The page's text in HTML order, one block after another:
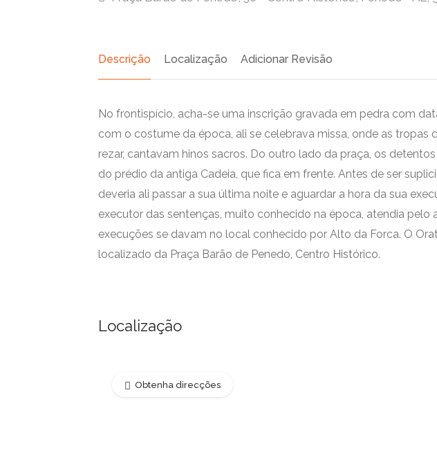
Descrição Localização Adicionar Revisão
No frontispício, acha-se uma inscrição gravada em pedra com
com o costume da época, ali se celebrava missa, onde as tropas
rezar, cantavam hinos sacros. Do outro lado da praça, os
do prédio da antiga Cadeia, que fica em frente. Antes de ser
deveria ali passar a sua última noite e aguardar a hora da sua
executor das sentenças, muito conhecido na época, atendia pelo
execuções se davam no local conhecido por Alto da Forca. O
localizado da Praça Barão de Penedo, Centro Histórico.
Localização
Obtenha direcções